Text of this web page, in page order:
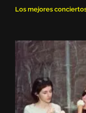
Los mejores